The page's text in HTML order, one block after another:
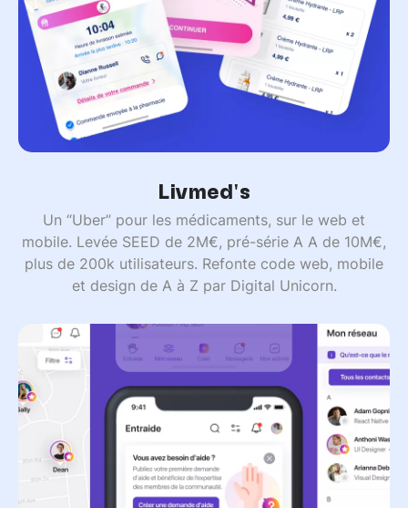
Livmed's
Un “Uber” pour les médicaments, sur le web et
mobile. Levée SEED de 2M€, pré-série A A de 10M€,
plus de 200k utilisateurs. Refonte code web, mobile
et design de A à Z par Digital Unicorn.